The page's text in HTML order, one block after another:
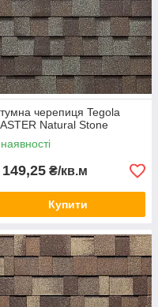
черепиця Tegola
Natural Stone
149,25 ₴/кв.м
Купити